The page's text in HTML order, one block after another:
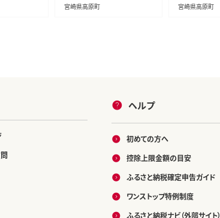
P0002
TF3009-P00056
宮崎県高原町
0020
宮崎県高原町
ヘルプ
初めての方へ
控除上限金額の目安
ふるさと納税確定申告ガイド
ワンストップ特例制度
ふるさと納税ナビ（外部サイト）